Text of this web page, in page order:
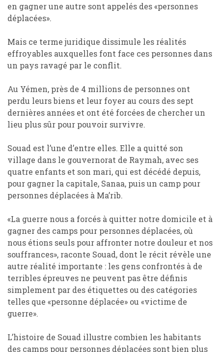
en gagner une autre sont appelés des «personnes
déplacées».
Mais ce terme juridique dissimule les réalités
effroyables auxquelles font face ces personnes dans
un pays ravagé par le conflit.
Au Yémen, près de 4 millions de personnes ont
perdu leurs biens et leur foyer au cours des sept
dernières années et ont été forcées de chercher un
lieu plus sûr pour pouvoir survivre.
Souad est l’une d’entre elles. Elle a quitté son
village dans le gouvernorat de Raymah, avec ses
quatre enfants et son mari, qui est décédé depuis,
pour gagner la capitale, Sanaa, puis un camp pour
personnes déplacées à Ma’rib.
«La guerre nous a forcés à quitter notre domicile et à
gagner des camps pour personnes déplacées, où
nous étions seuls pour affronter notre douleur et nos
souffrances», raconte Souad, dont le récit révèle une
autre réalité importante : les gens confrontés à de
terribles épreuves ne peuvent pas être définis
simplement par des étiquettes ou des catégories
telles que «personne déplacée» ou «victime de
guerre».
L’histoire de Souad illustre combien les habitants
des camps pour personnes déplacées sont bien plus